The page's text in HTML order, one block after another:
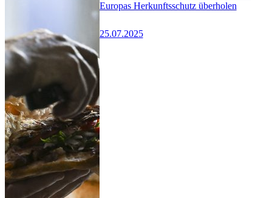
Europas Herkunftsschutz überholen
25.07.2025